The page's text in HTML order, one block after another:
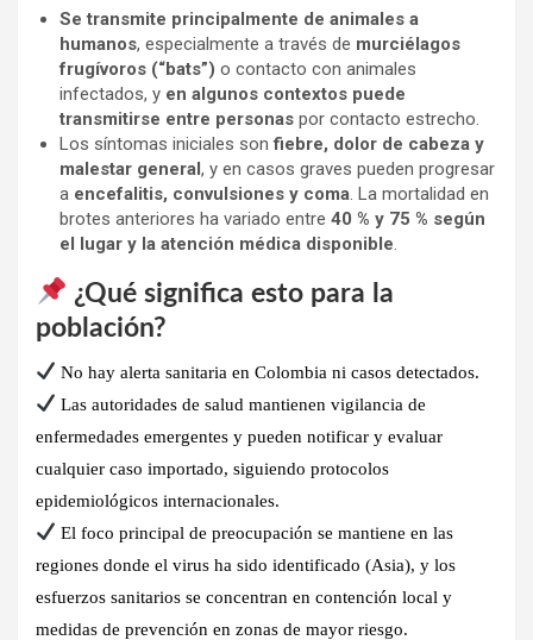
Se transmite principalmente de animales a
humanos, especialmente a través de murciélagos
frugívoros (“bats”) o contacto con animales
infectados, y en algunos contextos puede
transmitirse entre personas por contacto estrecho.
Los síntomas iniciales sonfiebre, dolor de cabeza y
malestar general, y en casos graves pueden progresar
a encefalitis, convulsiones y coma. La mortalidad en
brotes anteriores ha variado entre 40 % y 75 % según
el lugar y la atención médica disponible.
¿Qué significa esto para la
población?
No hay alerta sanitaria en Colombia ni casos detectados.
Las autoridades de salud mantienenvigilancia de
enfermedades emergentes y pueden notificar y evaluar
cualquier caso importado, siguiendo protocolos
epidemiológicos internacionales.
El foco principal de preocupación se mantiene enlas
regiones donde el virus ha sido identificado (Asia), y los
esfuerzos sanitarios se concentran en contención local y
medidas de prevención en zonas de mayor riesgo.